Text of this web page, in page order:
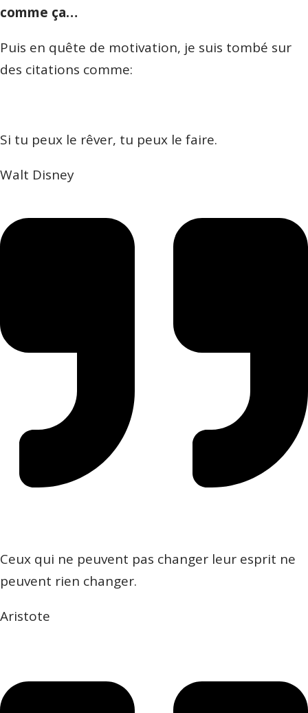
comme ça…
Puis en quête de motivation, je suis tombé sur
des citations comme:
Si tu peux le rêver, tu peux le faire.
Walt Disney
Ceux qui ne peuvent pas changer leur esprit ne
peuvent rien changer.
Aristote